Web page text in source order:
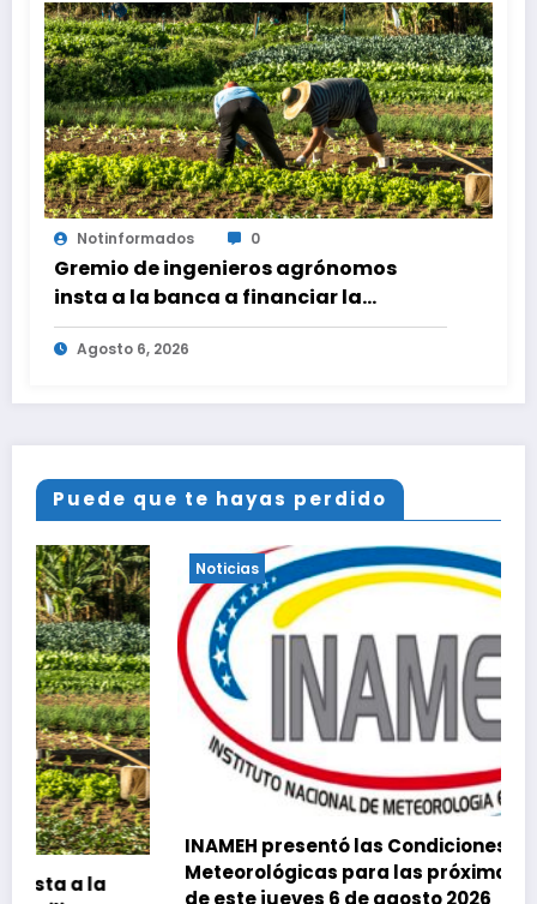
Notinformados 0
Gremio de ingenieros agrónomos
insta a la banca a financiar la
agricultura familiar
Agosto 6, 2026
Puede que te hayas perdido
Noticias
INAMEH presentó las Condiciones
Meteorológicas para las próximas 24 horas,
de este jueves 6 de agosto 2026